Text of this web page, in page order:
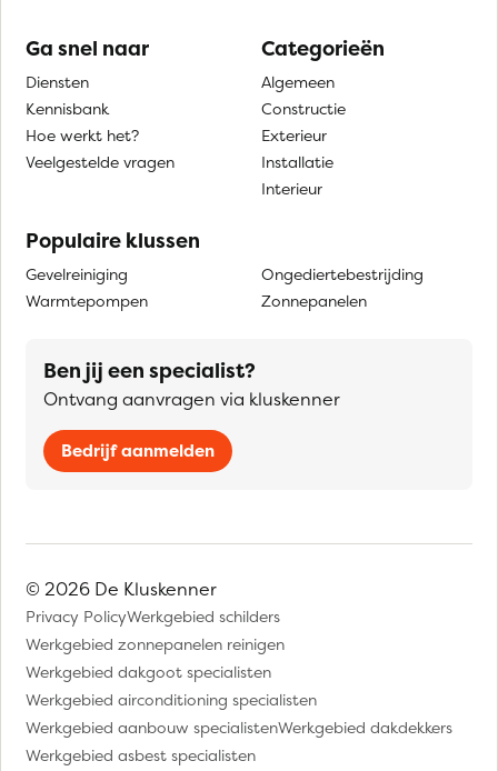
Ga snel naar
Diensten
Kennisbank
Hoe werkt het?
Veelgestelde vragen
Categorieën
Algemeen
Constructie
Exterieur
Installatie
Interieur
Populaire klussen
Gevelreiniging
Warmtepompen
Ongediertebestrijding
Zonnepanelen
Ben jij een specialist?
Ontvang aanvragen via kluskenner
Bedrijf aanmelden
© 2026 De Kluskenner
Privacy PolicyWerkgebied schilders
Werkgebied zonnepanelen reinigen
Werkgebied dakgoot specialisten
Werkgebied airconditioning specialisten
Werkgebied aanbouw specialistenWerkgebied dakdekkers
Werkgebied asbest specialisten